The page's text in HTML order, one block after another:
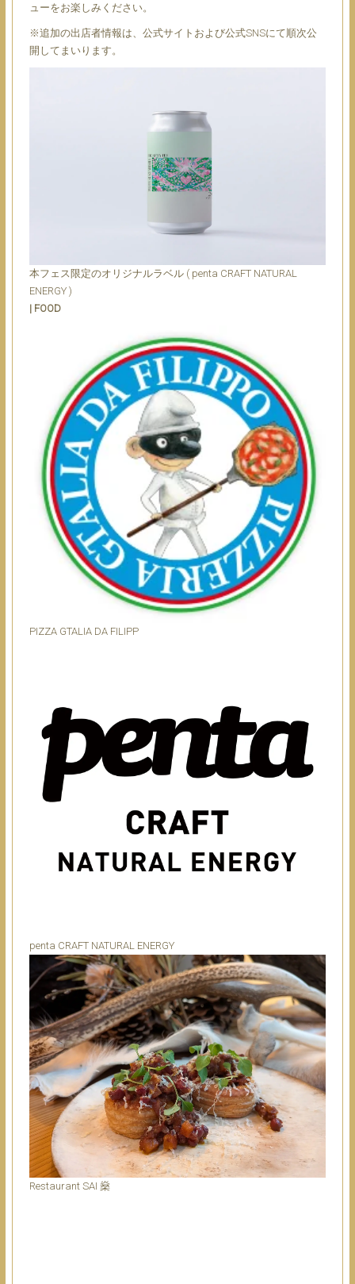
ューをお楽しみください。
※追加の出店者情報は、公式サイトおよび公式SNSにて順次公
開してまいります。
本フェス限定のオリジナルラベル ( penta CRAFT NATURAL
ENERGY )
| FOOD
PIZZA GTALIA DA FILIPP
penta CRAFT NATURAL ENERGY
Restaurant SAI 燊